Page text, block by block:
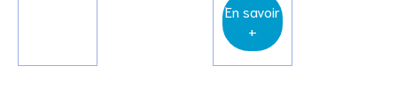
En savoir
+